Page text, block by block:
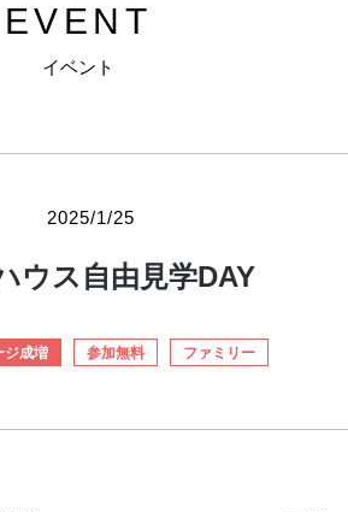
EVENT
イベント
2025/1/25
ウス自由見学DAY
ジ成増 参加無料 ファミリー